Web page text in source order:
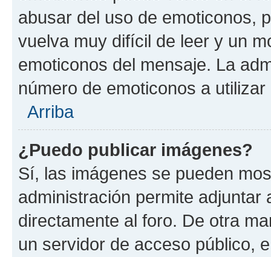
abusar del uso de emoticonos,
vuelva muy difícil de leer y un
emoticonos del mensaje. La
número de emoticonos a
Arriba
¿Puedo publicar imágenes?
Sí, las imágenes se pueden
administración permite
directamente al foro. De otra
un servidor de acceso público,